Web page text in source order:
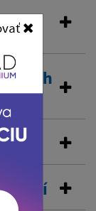
návrh